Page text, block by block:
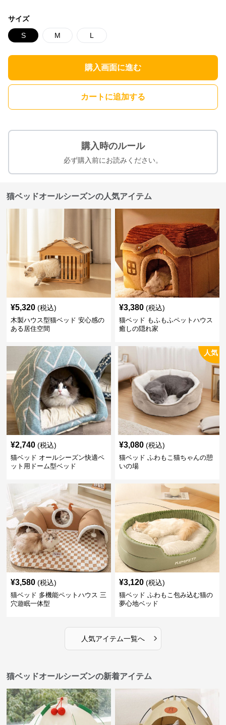
サイズ
S M L
購入画面に進む
カートに追加する
購入時のルール
必ず購入前にお読みください。
猫ベッドオールシーズンの人気アイテム
¥5,320 (税込)
木製ハウス型猫ベッド 安心感の
ある居住空間
¥3,380 (税込)
猫ベッド もふもふペットハウス
癒しの隠れ家
¥2,740 (税込)
猫ベッド オールシーズン快適ペ
ット用ドーム型ベッド
人気
¥3,080 (税込)
猫ベッド ふわもこ猫ちゃんの憩
いの場
¥3,580 (税込)
猫ベッド 多機能ペットハウス 三
穴遊眠一体型
¥3,120 (税込)
猫ベッド ふわもこ包み込む猫の
夢心地ベッド
人気アイテム一覧へ ›
猫ベッドオールシーズンの新着アイテム